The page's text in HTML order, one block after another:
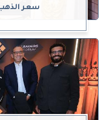
سعر الذهب